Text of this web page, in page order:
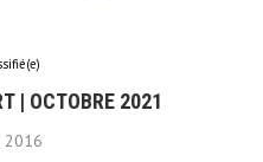
| OCTOBRE 2021
2016